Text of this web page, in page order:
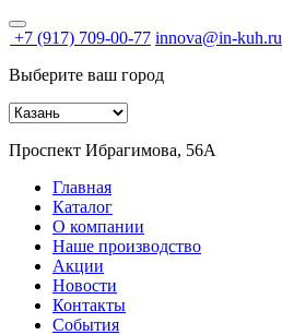
+7 (917) 709-00-77 innova@in-kuh.ru
Выберите ваш город
Проспект Ибрагимова, 56А
Главная
Каталог
О компании
Наше производство
Акции
Новости
Контакты
События